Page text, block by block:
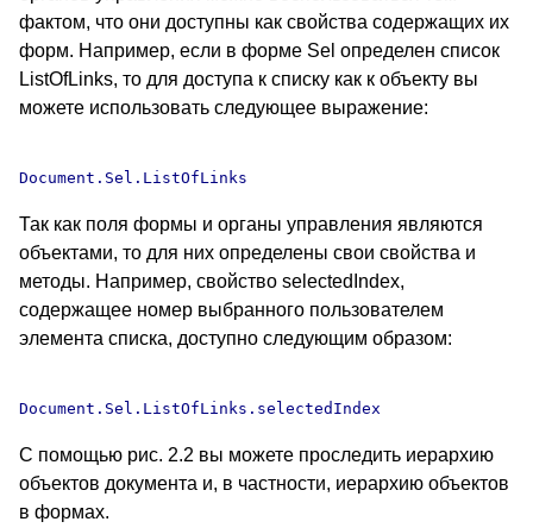
фактом, что они доступны как свойства содержащих их
форм. Например, если в форме Sel определен список
ListOfLinks, то для доступа к списку как к объекту вы
можете использовать следующее выражение:
Так как поля формы и органы управления являются
объектами, то для них определены свои свойства и
методы. Например, свойство selectedIndex,
содержащее номер выбранного пользователем
элемента списка, доступно следующим образом:
С помощью рис. 2.2 вы можете проследить иерархию
объектов документа и, в частности, иерархию объектов
в формах.